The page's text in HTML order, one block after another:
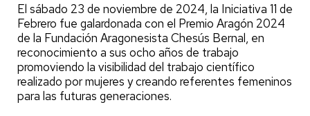
El sábado 23 de noviembre de 2024, la Iniciativa 11 de
Febrero fue galardonada con el Premio Aragón 2024
de la Fundación Aragonesista Chesús Bernal, en
reconocimiento a sus ocho años de trabajo
promoviendo la visibilidad del trabajo científico
realizado por mujeres y creando referentes femeninos
para las futuras generaciones.